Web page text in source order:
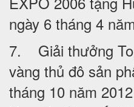
ngày 6 tháng 4
7. Giải thưởng
vàng thủ đô sản
tháng 10 năm